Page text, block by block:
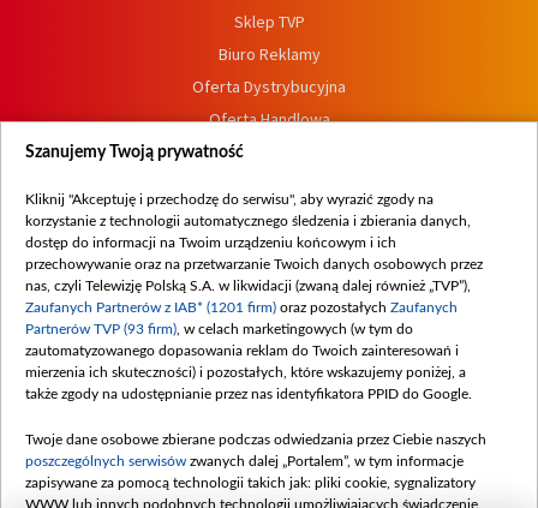
Sklep TVP
Biuro Reklamy
Oferta Dystrybucyjna
Oferta Handlowa
Dostępność
Procedura zgłoszeń wewnętrznych
Szanujemy Twoją prywatność
Kliknij "Akceptuję i przechodzę do serwisu", aby wyrazić zgody na
korzystanie z technologii automatycznego śledzenia i zbierania danych,
dostęp do informacji na Twoim urządzeniu końcowym i ich
przechowywanie oraz na przetwarzanie Twoich danych osobowych przez
nas, czyli Telewizję Polską S.A. w likwidacji (zwaną dalej również „TVP”),
Zaufanych Partnerów z IAB* (1201 firm) oraz pozostałych Zaufanych
Partnerów TVP (93 firm) , w celach marketingowych (w tym do
zautomatyzowanego dopasowania reklam do Twoich zainteresowań i
mierzenia ich skuteczności) i pozostałych, które wskazujemy poniżej, a
także zgody na udostępnianie przez nas identyfikatora PPID do Google.
Twoje dane osobowe zbierane podczas odwiedzania przez Ciebie naszych
poszczególnych serwisów zwanych dalej „Portalem”, w tym informacje
zapisywane za pomocą technologii takich jak: pliki cookie, sygnalizatory
WWW lub innych podobnych technologii umożliwiających świadczenie